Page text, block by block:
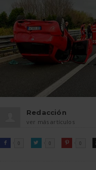
Redacción
ver más artículos

FACEBOOK
0 
TWITTER0 
PINTEREST
0